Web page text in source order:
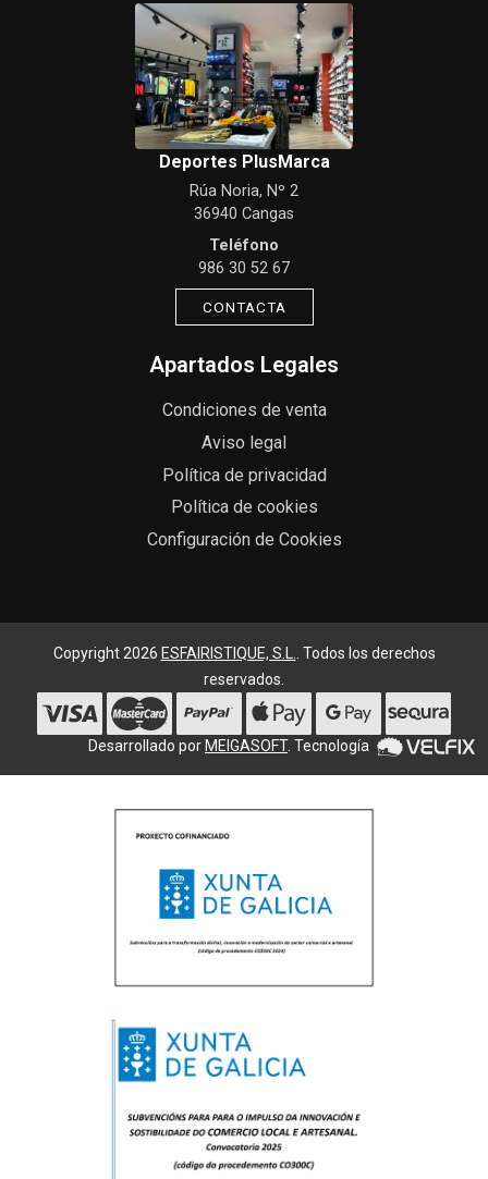
Deportes PlusMarca
Rúa Noria, Nº 2
36940 Cangas
Teléfono
986 30 52 67
CONTACTA
Apartados Legales
Condiciones de venta
Aviso legal
Política de privacidad
Política de cookies
Configuración de Cookies
Copyright 2026 ESFAIRISTIQUE, S.L.
. Todos los derechos
reservados.
Desarrollado por MEIGASOFT. Tecnología